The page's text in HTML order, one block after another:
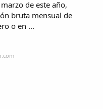
de este año,
bruta mensual de
o en ...